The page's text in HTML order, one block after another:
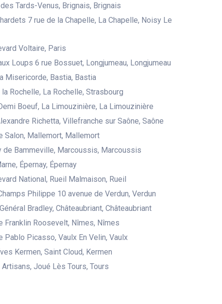
Tards-Venus, Brignais, Brignais
7 rue de la Chapelle, La Chapelle, Noisy Le
Voltaire, Paris
Loups 6 rue Bossuet, Longjumeau, Longjumeau
Misericorde, Bastia, Bastia
Rochelle, La Rochelle, Strasbourg
Boeuf, La Limouzinière, La Limouzinière
Richetta, Villefranche sur Saône, Saône
Salon, Mallemort, Mallemort
de Bammeville, Marcoussis, Marcoussis
Épernay, Épernay
National, Rueil Malmaison, Rueil
Philippe 10 avenue de Verdun, Verdun
Bradley, Châteaubriant, Châteaubriant
Franklin Roosevelt, Nîmes, Nîmes
Pablo Picasso, Vaulx En Velin, Vaulx
Kermen, Saint Cloud, Kermen
Joué Lès Tours, Tours